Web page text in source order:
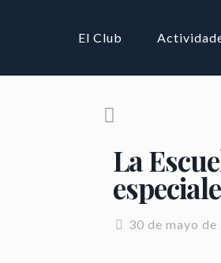
El Club
La
30 de mayo de